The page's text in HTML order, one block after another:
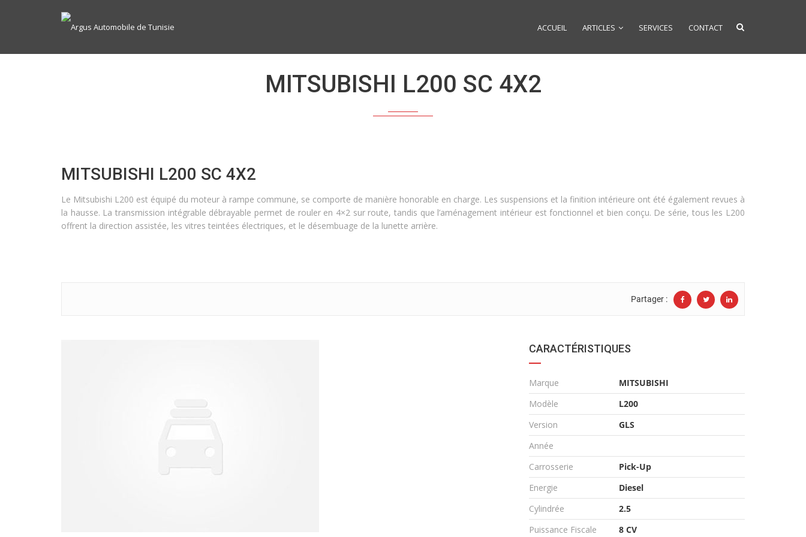
ACCUEIL ARTICLES SERVICES CONTACT
MITSUBISHI L200 SC 4X2
MITSUBISHI L200 SC 4X2
Le Mitsubishi L200 est équipé du moteur à rampe commune, se comporte de manière honorable en charge. Les suspensions et la finition intérieure ont été également revues à
la hausse. La transmission intégrable débrayable permet de rouler en 4×2 sur route, tandis que l’aménagement intérieur est fonctionnel et bien conçu. De série, tous les L200
offrent la direction assistée, les vitres teintées électriques, et le désembuage de la lunette arrière.
Partager :
CARACTÉRISTIQUES
Marque
MITSUBISHI
Modèle
L200
Version
GLS
Année
Carrosserie
Pick-Up
Energie
Diesel
Cylindrée
2.5
Puissance Fiscale
8 CV